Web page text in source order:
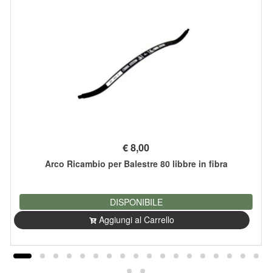
€8,00
Arco Ricambio per Balestre 80 libbre in fibra
DISPONIBILE
Aggiungi al Carrello